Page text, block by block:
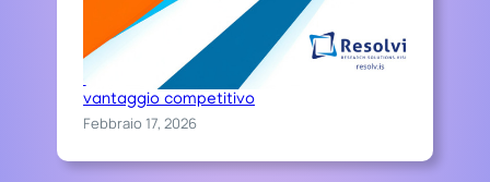
Chi sceglie Resolvis difende il proprio
vantaggio competitivo
Febbraio 17, 2026